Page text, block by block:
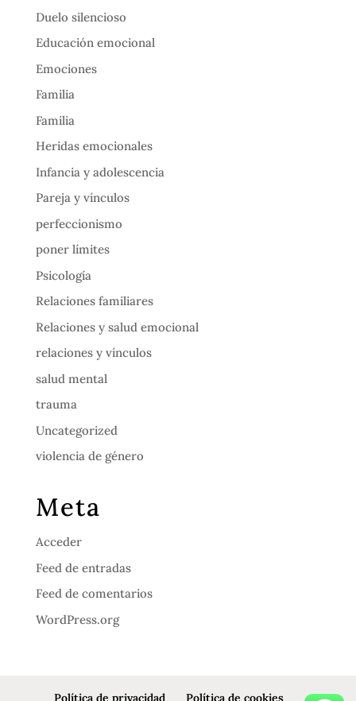
Duelo silencioso
Educación emocional
Emociones
Familia
Familia
Heridas emocionales
Infancia y adolescencia
Pareja y vínculos
perfeccionismo
poner límites
Psicología
Relaciones familiares
Relaciones y salud emocional
relaciones y vínculos
salud mental
trauma
Uncategorized
violencia de género
Meta
Acceder
Feed de entradas
Feed de comentarios
WordPress.org
Política de privacidad Política de cookies